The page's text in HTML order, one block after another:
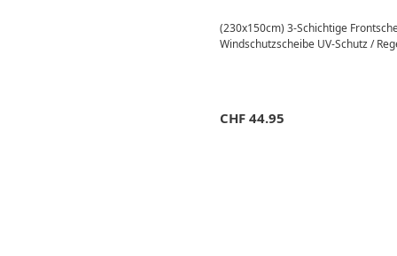
(230x150cm) 3-Schichtige
Windschutzscheibe UV-Schutz /
CHF 44.95